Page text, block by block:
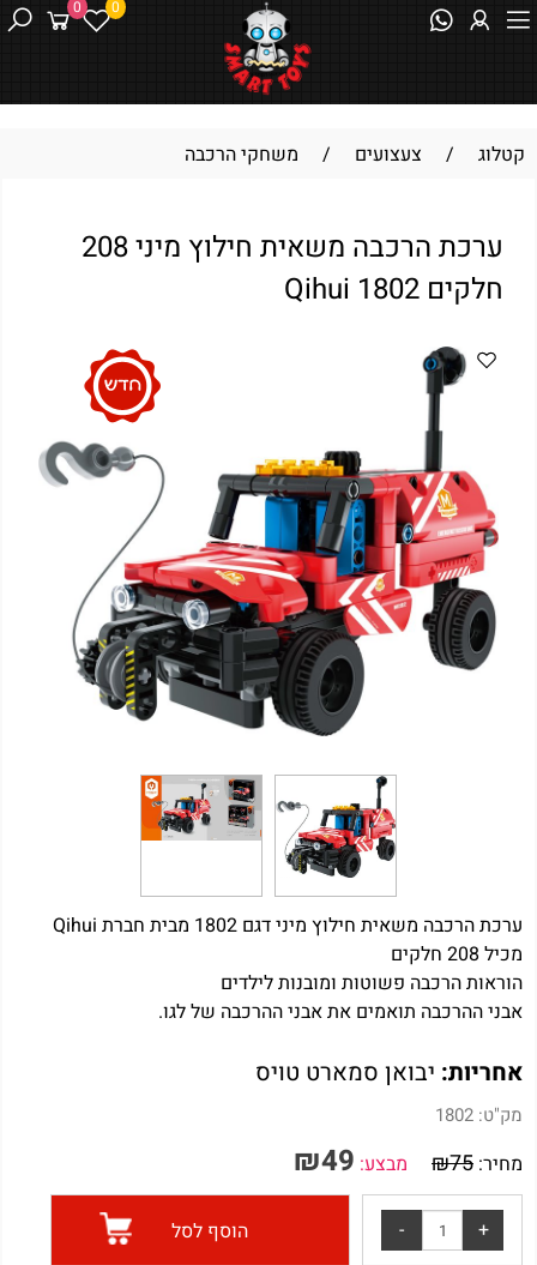
0 0
קטלוג / צעצועים / משחקי הרכבה
ערכת הרכבה משאית חילוץ מיני 208
חלקים Qihui 1802
ערכת הרכבה משאית חילוץ מיני דגם 1802 מבית חברת Qihui
מכיל 208 חלקים
הוראות הרכבה פשוטות ומובנות לילדים
אבני ההרכבה תואמים את אבני ההרכבה של לגו.
אחריות: יבואן סמארט טויס
מק"ט: 1802
מחיר: ₪75 מבצע: ₪49
הוסף לסל